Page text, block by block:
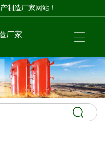
制造厂家网站！
厂家